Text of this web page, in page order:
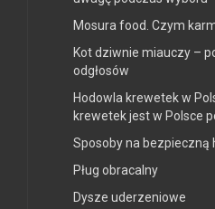
Mosura food. Czym
Kot dziwnie miauczy –
odgłosów
Hodowla krewetek w
krewetek jest w Polsce
Sposoby na bezpieczną
Pług obracalny
Dysze uderzeniowe